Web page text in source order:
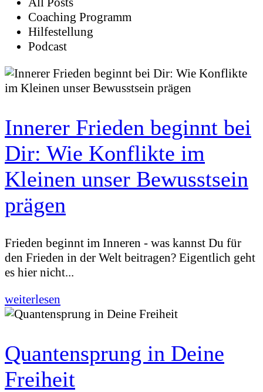
Coaching Programm
Hilfestellung
Podcast
Innerer Frieden beginnt bei
Dir: Wie Konflikte im
Kleinen unser Bewusstsein
prägen
Frieden beginnt im Inneren - was kannst Du für
den Frieden in der Welt beitragen? Eigentlich geht
es hier nicht...
weiterlesen
Quantensprung in Deine
Freiheit